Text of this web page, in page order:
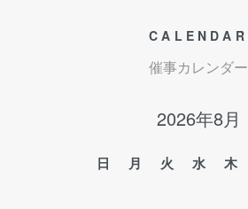
CALENDAR
催事カレンダー
2026年8月
日 月 火 水 木